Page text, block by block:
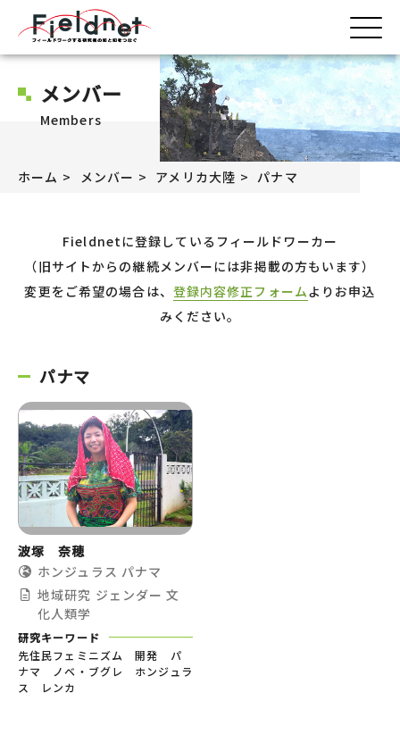
メンバー
Members
ホーム メンバー アメリカ大陸 パナマ
Fieldnetに登録しているフィールドワーカー
（旧サイトからの継続メンバーには非掲載の方もいます）
変更をご希望の場合は、 登録内容修正フォームよりお申込
みください。
パナマ
波塚 奈穂
ホンジュラス パナマ
地域研究 ジェンダー 文
化人類学
研究キーワード
先住民フェミニズム 開発 パ
ナマ ノベ・ブグレ ホンジュラ
ス レンカ